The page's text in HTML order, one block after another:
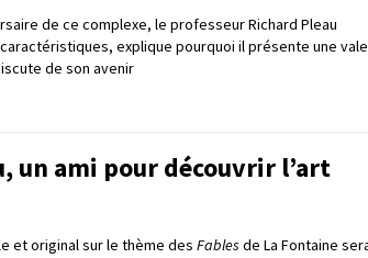
de ce complexe, le professeur Richard Pleau
explique pourquoi il présente une
de son avenir
un ami pour découvrir l’art
et original sur le thème des Fables de La Fontaine